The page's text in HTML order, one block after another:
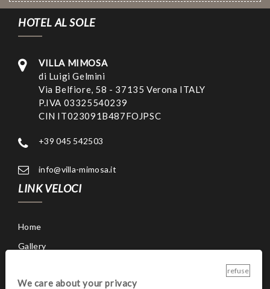
HOTEL AL SOLE
VILLA MIMOSA
di Luigi Gelmini
Via Belfiore, 58 - 37135 Verona ITALY
P.IVA 03325540239
CIN IT023091B487FOJPSC
+39 045 542503
info@villa-mimosa.it
LINK VELOCI
Home
Gallery
Umgebung
refuse
We care about your privacy